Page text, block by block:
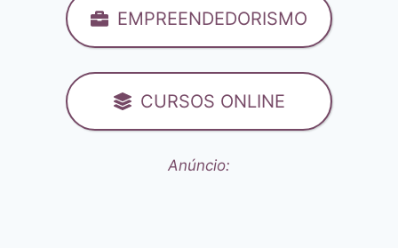
EMPREENDEDORISMO
CURSOS ONLINE
Anúncio: